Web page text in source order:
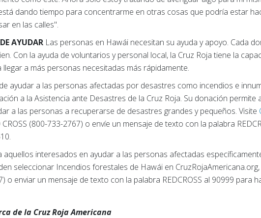
dando tiempo para concentrarme en otras cosas que podría estar
en las calles".
AYUDAR Las personas en Hawái necesitan su ayuda y apoyo. Cada
Con la ayuda de voluntarios y personal local, la Cruz Roja tiene la
llegar a más personas necesitadas más rápidamente.
ayudar a las personas afectadas por desastres como incendios e
a la Asistencia ante Desastres de la Cruz Roja. Su donación
a las personas a recuperarse de desastres grandes y pequeños. Visite
CROSS (800-733-2767) o envíe un mensaje de texto con la palabra
aquellos interesados en ayudar a las personas afectadas
seleccionar Incendios forestales de Hawái en CruzRojaAmericana.org,
o enviar un mensaje de texto con la palabra REDCROSS al 90999 para
de la Cruz Roja Americana